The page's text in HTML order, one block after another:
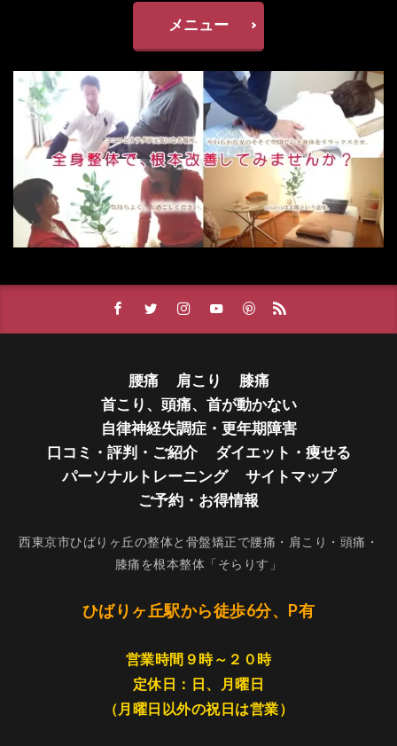
メニュー
腰痛 肩こり
膝痛
首こり、頭痛、首が動かない
自律神経失調症・更年期障害
口コミ・評判・ご紹介
ダイエット・痩せる
パーソナルトレーニング
サイトマップ
ご予約・お得情報
西東京市ひばりヶ丘の整体と骨盤矯正で腰痛・肩こり・頭痛・
膝痛を根本整体「そらりす」
ひばりヶ丘駅から徒歩6分、P有
営業時間９時～２０時
定休日：日、月曜日
（月曜日以外の祝日は営業）